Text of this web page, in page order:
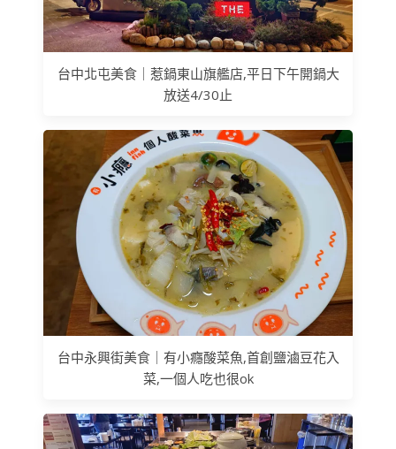
台中北屯美食｜惹鍋東山旗艦店,平日下午開鍋大
放送4/30止
台中永興街美食｜有小癮酸菜魚,首創鹽滷豆花入
菜,一個人吃也很ok